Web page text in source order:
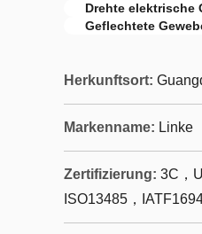
Drehte elektrische
Geflechtete
Herkunftsort:
Markenname: Linke
Zertifizierung: 3C，
ISO13485，